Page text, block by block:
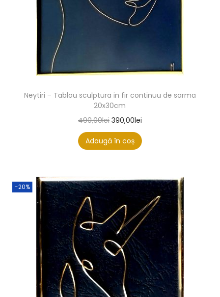
Neytiri – Tablou sculptura in fir continuu de sarma
20x30cm
490,00lei 390,00lei
Adaugă în coș
-20%